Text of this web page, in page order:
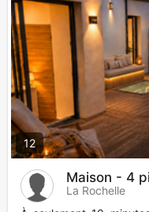
12
Maison - 4
La Rochelle